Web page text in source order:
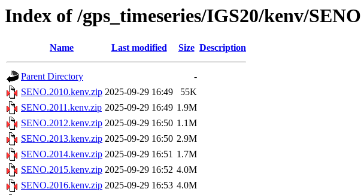
Index of /gps_timeseries/IGS20/kenv/SENO
Name Last modified Size Description
Parent Directory
-
SENO.2010.kenv.zip 2025-09-29 16:49
55K
SENO.2011.kenv.zip 2025-09-29 16:49 1.9M
SENO.2012.kenv.zip 2025-09-29 16:50 1.1M
SENO.2013.kenv.zip 2025-09-29 16:50 2.9M
SENO.2014.kenv.zip 2025-09-29 16:51 1.7M
SENO.2015.kenv.zip 2025-09-29 16:52 4.0M
SENO.2016.kenv.zip 2025-09-29 16:53 4.0M